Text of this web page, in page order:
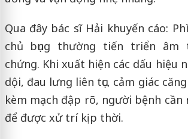
Qua đây bác sĩ Hải khuyến cáo:
chủ bụng thường tiến triển
chứng. Khi xuất hiện các dấu hiệu
dội, đau lưng liên tục, cảm giác
kèm mạch đập rõ, người bệnh cần
để được xử trí kịp thời.